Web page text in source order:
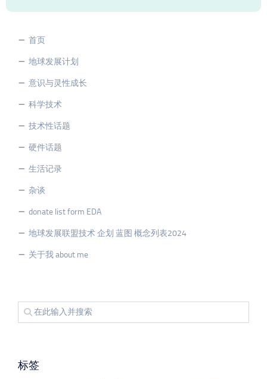
首页
地球发展计划
意识与灵性成长
科学技术
技术性话题
硬件话题
生活记录
杂谈
donate list form EDA
地球发展联盟技术 企划 蓝图 概念列表2024
关于我 about me
标签